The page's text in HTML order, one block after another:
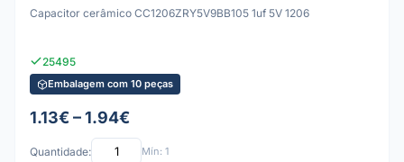
Capacitor cerâmico CC1206ZRY5V9BB105 1uf 5V 1206
25495
Embalagem com 10 peças
1.13€ – 1.94€
Quantidade: Mín: 1